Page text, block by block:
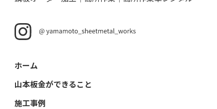
ホーム
山本板金ができること
施工事例